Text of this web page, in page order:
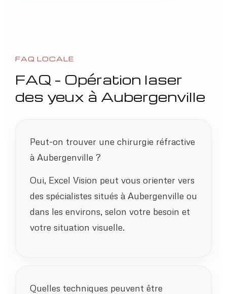
FAQ LOCALE
FAQ – Opération laser
des yeux à Aubergenville
Peut-on trouver une chirurgie réfractive
à Aubergenville ?
Oui, Excel Vision peut vous orienter vers
des spécialistes situés à Aubergenville ou
dans les environs, selon votre besoin et
votre situation visuelle.
Quelles techniques peuvent être